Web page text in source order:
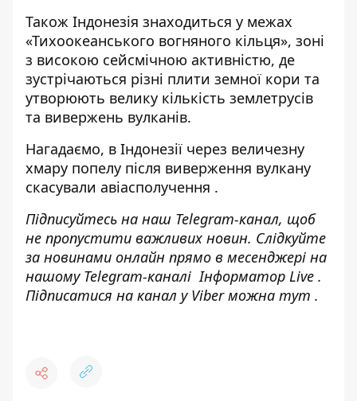
Також Індонезія знаходиться у межах
«Тихоокеанського вогняного кільця», зоні
з високою сейсмічною активністю, де
зустрічаються різні плити земної кори та
утворюють велику кількість землетрусів
та вивержень вулканів.
Нагадаємо, в Індонезії через величезну
хмару попелу після виверження вулкану
скасували авіасполучення .
Підписуйтесь на наш Telegram-канал, щоб
не пропустити важливих новин. Слідкуйте
за новинами онлайн прямо в месенджері на
нашому Telegram-каналіІнформатор Live .
Підписатися на канал у Viber можна тут .